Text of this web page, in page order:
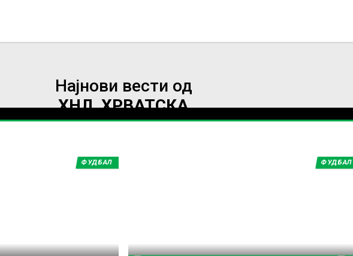
Најнови вести од
ХНЛ, ХРВАТСКА
ФУДБАЛ ФУДБАЛ
ИМПРЕСУМ МАРКЕТИНГ КОНТАКТ RSS
репродукција или комерцијална употреба на текстови, фотографии или податоци од